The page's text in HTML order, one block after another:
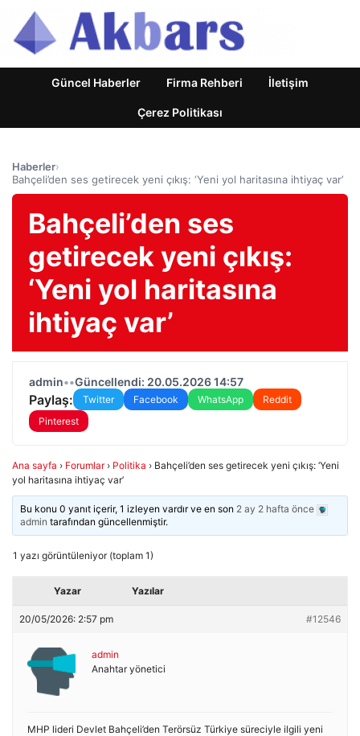
Güncel Haberler Firma Rehberi İletişim
Çerez Politikası
Haberler›
Bahçeli’den ses getirecek yeni çıkış: ‘Yeni yol haritasına ihtiyaç var’
Bahçeli’den ses
getirecek yeni çıkış:
‘Yeni yol haritasına
ihtiyaç var’
admin••Güncellendi: 20.05.2026 14:57
Paylaş: Twitter Facebook WhatsApp
Reddit
Pinterest
Ana sayfa › Forumlar › Politika › Bahçeli’den ses getirecek yeni çıkış: ‘Yeni
yol haritasına ihtiyaç var’
Bu konu 0 yanıt içerir, 1 izleyen vardır ve en son 2 ay 2 hafta önce
admin tarafından güncellenmiştir.
1 yazı görüntüleniyor (toplam 1)
Yazar Yazılar
20/05/2026: 2:57 pm #12546
admin
Anahtar yönetici
MHP lideri Devlet Bahçeli’den Terörsüz Türkiye süreciyle ilgili yeni